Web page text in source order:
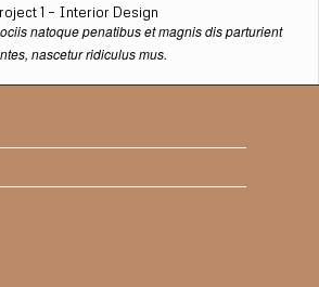
1 – Interior Design
natoque penatibus et magnis dis parturient
nascetur ridiculus mus.